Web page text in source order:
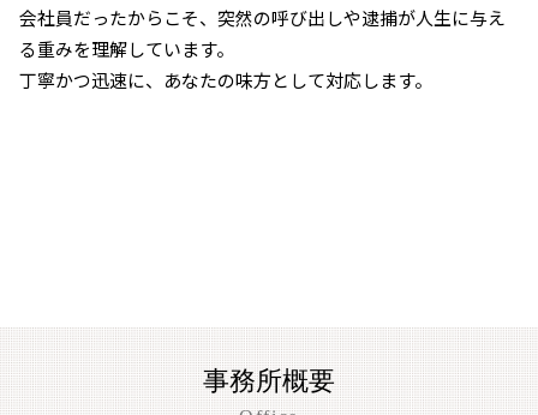
会社員だったからこそ、突然の呼び出しや逮捕が人生に与え
る重みを理解しています。
丁寧かつ迅速に、あなたの味方として対応します。
事務所概要